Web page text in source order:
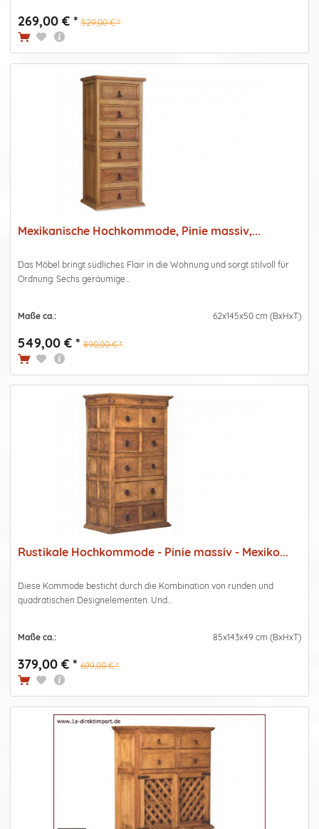
269,00 € * 529,00 € *
Mexikanische Hochkommode, Pinie massiv,...
Das Möbel bringt südliches Flair in die Wohnung und sorgt stilvoll für
Ordnung. Sechs geräumige...
Maße ca.: 62x145x50 cm (BxHxT)
549,00 € * 890,00 € *
Rustikale Hochkommode - Pinie massiv - Mexiko...
Diese Kommode besticht durch die Kombination von runden und
quadratischen Designelementen. Und...
Maße ca.: 85x143x49 cm (BxHxT)
379,00 € * 699,00 € *